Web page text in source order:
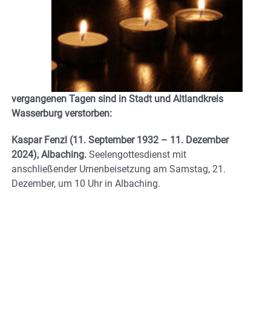
vergangenen Tagen sind in Stadt und Altlandkreis
Wasserburg verstorben:
Kaspar Fenzl (11. September 1932 – 11. Dezember
2024), Albaching. Seelengottesdienst mit
anschließender Urnenbeisetzung am Samstag, 21.
Dezember, um 10 Uhr in Albaching.